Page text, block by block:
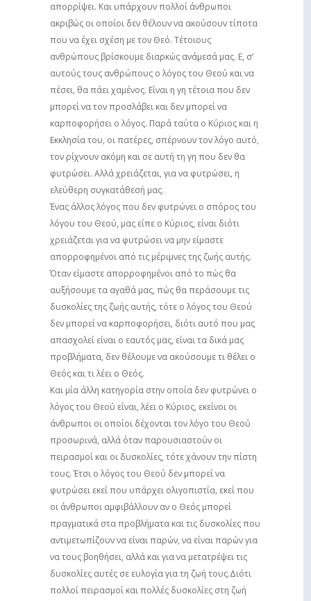
απορρίψει. Και υπάρχουν πολλοί άνθρωποι
ακριβώς οι οποίοι δεν θέλουν να ακούσουν τίποτα
που να έχει σχέση με τον Θεό. Τέτοιους
ανθρώπους βρίσκουμε διαρκώς ανάμεσά μας. Ε, σ’
αυτούς τους ανθρώπους ο λόγος του Θεού και να
πέσει, θα πάει χαμένος. Είναι η γη τέτοια που δεν
μπορεί να τον προσλάβει και δεν μπορεί να
καρποφορήσει ο λόγος. Παρά ταύτα ο Κύριος και η
Εκκλησία του, οι πατέρες, σπέρνουν τον λόγο αυτό,
τον ρίχνουν ακόμη και σε αυτή τη γη που δεν θα
φυτρώσει. Αλλά χρειάζεται, για να φυτρώσει, η
ελεύθερη συγκατάθεσή μας.
Ένας άλλος λόγος που δεν φυτρώνει ο σπόρος του
λόγου του Θεού, μας είπε ο Κύριος, είναι διότι
χρειάζεται για να φυτρώσει να μην είμαστε
απορροφημένοι από τις μέριμνες της ζωής αυτής.
Όταν είμαστε απορροφημένοι από το πώς θα
αυξήσουμε τα αγαθά μας, πώς θα περάσουμε τις
δυσκολίες της ζωής αυτής, τότε ο λόγος του Θεού
δεν μπορεί να καρποφορήσει, διότι αυτό που μας
απασχολεί είναι ο εαυτός μας, είναι τα δικά μας
προβλήματα, δεν θέλουμε να ακούσουμε τι θέλει ο
Θεός και τι λέει ο Θεός.
Και μία άλλη κατηγορία στην οποία δεν φυτρώνει ο
λόγος του Θεού είναι, λέει ο Κύριος, εκείνοι οι
άνθρωποι οι οποίοι δέχονται τον λόγο του Θεού
προσωρινά, αλλά όταν παρουσιαστούν οι
πειρασμοί και οι δυσκολίες, τότε χάνουν την πίστη
τους. Έτσι ο λόγος του Θεού δεν μπορεί να
φυτρώσει εκεί που υπάρχει ολιγοπιστία, εκεί που
οι άνθρωποι αμφιβάλλουν αν ο Θεός μπορεί
πραγματικά στα προβλήματα και τις δυσκολίες που
αντιμετωπίζουν να είναι παρών, να είναι παρών για
να τους βοηθήσει, αλλά και για να μετατρέψει τις
δυσκολίες αυτές σε ευλογία για τη ζωή τους.Διότι
πολλοί πειρασμοί και πολλές δυσκολίες στη ζωή